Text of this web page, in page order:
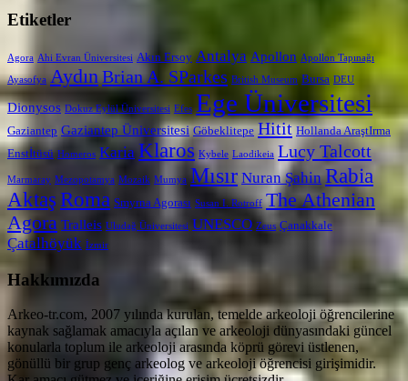
Etiketler
Agora Ahi Evran Üniversitesi Akın Ersoy Antalya Apollon Apollon Tapınağı
Ayasofya AydınBrian A. SParkes British Museum Bursa DEU
Dionysos Dokuz Eylül Üniversitesi Efes Ege Üniversitesi
Gaziantep Gaziantep Üniversitesi Göbeklitepe Hitit Hollanda AraştIrma
Enstİtüsü Homeros Karia Klaros Kybele Laodikeia Lucy Talcott
Marmaray Mezopotamya Mozaik Mumya Mısır Nuran Şahin Rabia
Aktaş Roma Smyrna Agorası Susan I. Rotroff The Athenian
Agora Tralleis Uludağ Üniversitesi UNESCO Zeus Çanakkale
Çatalhöyük İzmir
Hakkımızda
Arkeo-tr.com, 2007 yılında kurulan, temelde arkeoloji öğrencilerine
kaynak sağlamak amacıyla açılan ve arkeoloji dünyasındaki güncel
konularla toplum ile arkeoloji arasında köprü görevi üstlenen,
gönüllü bir grup genç arkeolog ve arkeoloji öğrencisi girişimidir.